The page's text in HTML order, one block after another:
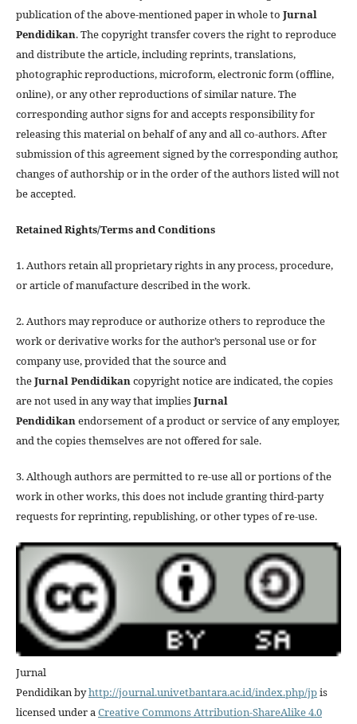
publication of the above-mentioned paper in whole to Jurnal
Pendidikan. The copyright transfer covers the right to reproduce
and distribute the article, including reprints, translations,
photographic reproductions, microform, electronic form (offline,
online), or any other reproductions of similar nature. The
corresponding author signs for and accepts responsibility for
releasing this material on behalf of any and all co-authors. After
submission of this agreement signed by the corresponding author,
changes of authorship or in the order of the authors listed will not
be accepted.
Retained Rights/Terms and Conditions
1. Authors retain all proprietary rights in any process, procedure,
or article of manufacture described in the work.
2. Authors may reproduce or authorize others to reproduce the
work or derivative works for the author’s personal use or for
company use, provided that the source and
theJurnalPendidikancopyright notice are indicated, the copies
are not used in any way that impliesJurnal
Pendidikanendorsement of a product or service of any employer,
and the copies themselves are not offered for sale.
3. Although authors are permitted to re-use all or portions of the
work in other works, this does not include granting third-party
requests for reprinting, republishing, or other types of re-use.
Jurnal
Pendidikan byhttp://journal.univetbantara.ac.id/index.php/jpis
licensed under aCreative Commons Attribution-ShareAlike 4.0